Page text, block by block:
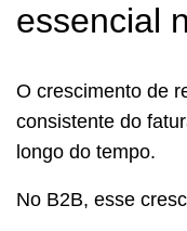
essencial
O crescimento de
consistente do
longo do tempo.
No B2B, esse